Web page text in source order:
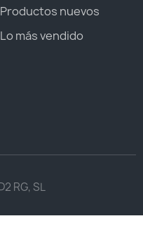
Productos nuevos
Lo más vendido
RG, SL